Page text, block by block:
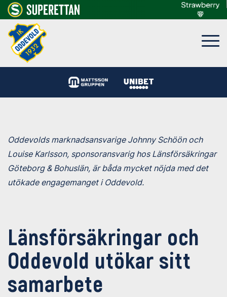
Oddevolds marknadsansvarige Johnny Schöön och
Louise Karlsson, sponsoransvarig hos Länsförsäkringar
Göteborg & Bohuslän, är båda mycket nöjda med det
utökade engagemanget i Oddevold.
Länsförsäkringar och
Oddevold utökar sitt
samarbete